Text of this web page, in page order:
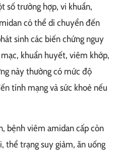
số trường hợp, vi khuẩn,
có thể di chuyển đến
sinh các biến chứng nguy
khuẩn huyết, viêm khớp,
này thường có mức độ
tính mạng và sức khoẻ nếu
bệnh viêm amidan cấp còn
trạng suy giảm, ăn uống